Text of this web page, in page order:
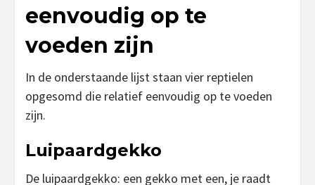
eenvoudig op te
voeden zijn
In de onderstaande lijst staan vier reptielen
opgesomd die relatief eenvoudig op te voeden
zijn.
Luipaardgekko
De luipaardgekko: een gekko met een, je raadt